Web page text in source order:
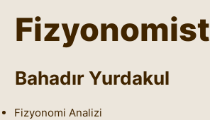
Fizyonomist
Bahadır Yurdakul
Fizyonomi Analizi